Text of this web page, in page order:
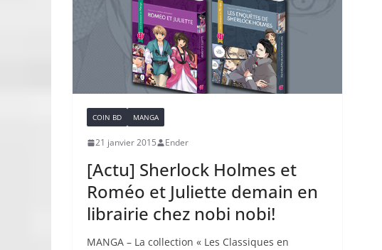
COIN BD MANGA
21 janvier 2015 Ender
[Actu] Sherlock Holmes et
Roméo et Juliette demain en
librairie chez nobi nobi!
MANGA – La collection « Les Classiques en